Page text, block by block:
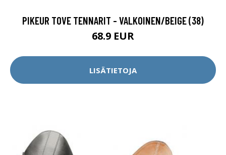
PIKEUR TOVE TENNARIT - VALKOINEN/BEIGE (38)
68.9 EUR
LISÄTIETOJA